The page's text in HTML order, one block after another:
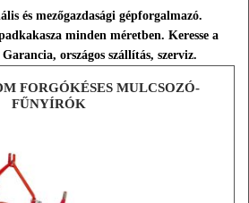
és mezőgazdasági gépforgalmazó.
minden méretben. Keresse a
országos szállítás, szerviz.
FORGÓKÉSES MULCSOZÓ-
FŰNYÍRÓK